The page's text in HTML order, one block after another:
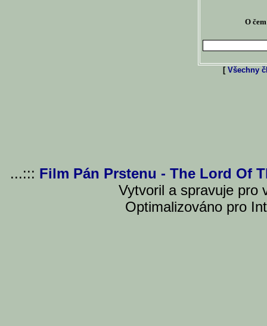
O
[ Všechny
...::: Film Pán Prstenu - The Lord Of
Vytvoril a spravuje pro
Optimalizováno pro